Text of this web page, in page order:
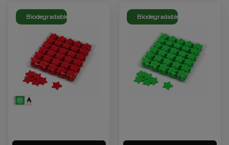
Biodegradable Biodegradable